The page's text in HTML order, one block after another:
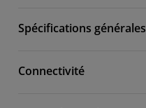
Spécifications générales
Connectivité